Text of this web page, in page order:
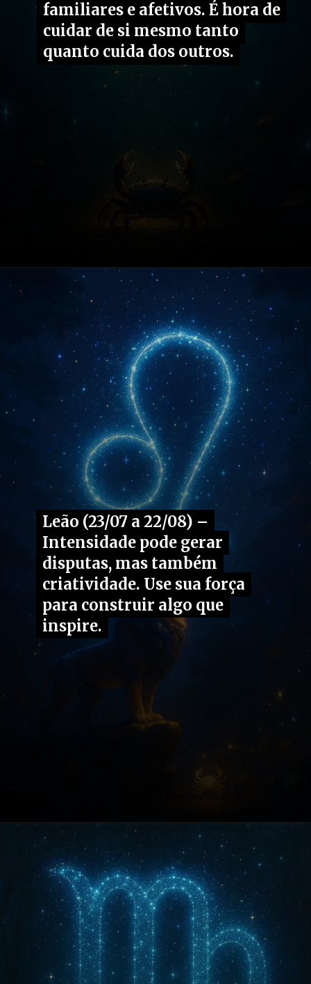
familiares e afetivos. É hora de
cuidar de si mesmo tanto
quanto cuida dos outros.
familiares e afetivos. É hora de
cuidar de si mesmo tanto
quanto cuida dos outros.
https://fusne.com/vida
Leão (23/07 a 22/08) –
Intensidade pode gerar
disputas, mas também
criatividade. Use sua força
para construir algo que
inspire.
Leão (23/07 a 22/08) –
Intensidade pode gerar
disputas, mas também
criatividade. Use sua força
para construir algo que
inspire.
Opening https://fusne.com/vida